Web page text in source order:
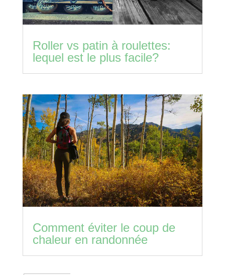
Roller vs patin à roulettes:
lequel est le plus facile?
Comment éviter le coup de
chaleur en randonnée